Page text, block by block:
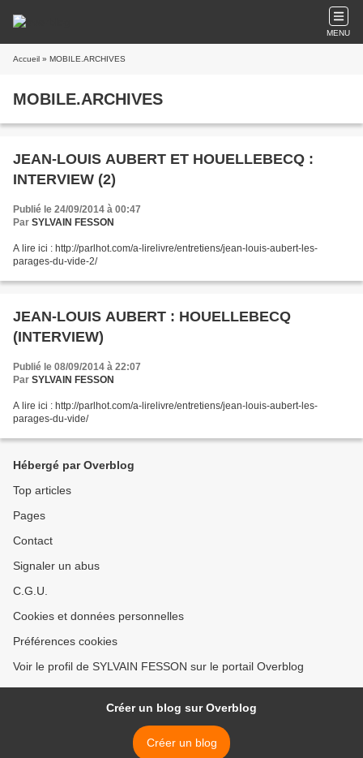
MENU
Accueil » MOBILE.ARCHIVES
MOBILE.ARCHIVES
JEAN-LOUIS AUBERT ET HOUELLEBECQ :
INTERVIEW (2)
Publié le 24/09/2014 à 00:47
Par SYLVAIN FESSON
A lire ici : http://parlhot.com/a-lirelivre/entretiens/jean-louis-aubert-les-
parages-du-vide-2/
JEAN-LOUIS AUBERT : HOUELLEBECQ
(INTERVIEW)
Publié le 08/09/2014 à 22:07
Par SYLVAIN FESSON
A lire ici : http://parlhot.com/a-lirelivre/entretiens/jean-louis-aubert-les-
parages-du-vide/
Hébergé par Overblog
Top articles
Pages
Contact
Signaler un abus
C.G.U.
Cookies et données personnelles
Préférences cookies
Voir le profil de SYLVAIN FESSON sur le portail Overblog
Créer un blog sur Overblog
Créer un blog